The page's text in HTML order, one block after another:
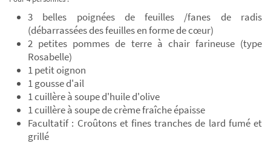
3 belles poignées de feuilles /fanes de radis
(débarrassées des feuilles en forme de cœur)
2 petites pommes de terre à chair farineuse (type
Rosabelle)
1 petit oignon
1 gousse d'ail
1 cuillère à soupe d'huile d'olive
1 cuillère à soupe de crème fraîche épaisse
Facultatif : Croûtons et fines tranches de lard fumé et
grillé